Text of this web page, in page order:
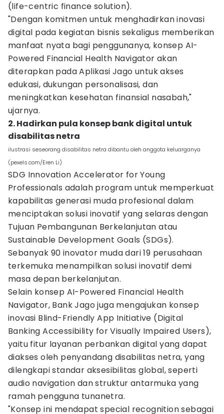
(life-centric finance solution).
"Dengan komitmen untuk menghadirkan inovasi
digital pada kegiatan bisnis sekaligus memberikan
manfaat nyata bagi penggunanya, konsep AI-
Powered Financial Health Navigator akan
diterapkan pada Aplikasi Jago untuk akses
edukasi, dukungan personalisasi, dan
meningkatkan kesehatan finansial nasabah,"
ujarnya.
2. Hadirkan pula konsep bank digital untuk
disabilitas netra
ilustrasi seseorang disabilitas netra dibantu oleh anggota keluarganya
(pexels.com/Eren Li)
SDG Innovation Accelerator for Young
Professionals adalah program untuk memperkuat
kapabilitas generasi muda profesional dalam
menciptakan solusi inovatif yang selaras dengan
Tujuan Pembangunan Berkelanjutan atau
Sustainable Development Goals (SDGs).
Sebanyak 90 inovator muda dari 19 perusahaan
terkemuka menampilkan solusi inovatif demi
masa depan berkelanjutan.
Selain konsep AI-Powered Financial Health
Navigator, Bank Jago juga mengajukan konsep
inovasi Blind-Friendly App Initiative (Digital
Banking Accessibility for Visually Impaired Users),
yaitu fitur layanan perbankan digital yang dapat
diakses oleh penyandang disabilitas netra, yang
dilengkapi standar aksesibilitas global, seperti
audio navigation dan struktur antarmuka yang
ramah pengguna tunanetra.
"Konsep ini mendapat special recognition sebagai